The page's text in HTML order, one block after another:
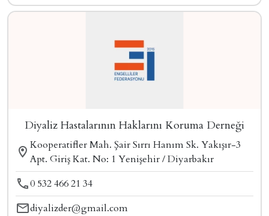
Diyaliz Hastalarının Haklarını Koruma Derneği
Kooperatifler Mah. Şair Sırrı Hanım Sk. Yakışır-3
Apt. Giriş Kat. No: 1 Yenişehir / Diyarbakır
0 532 466 21 34
diyalizder@gmail.com